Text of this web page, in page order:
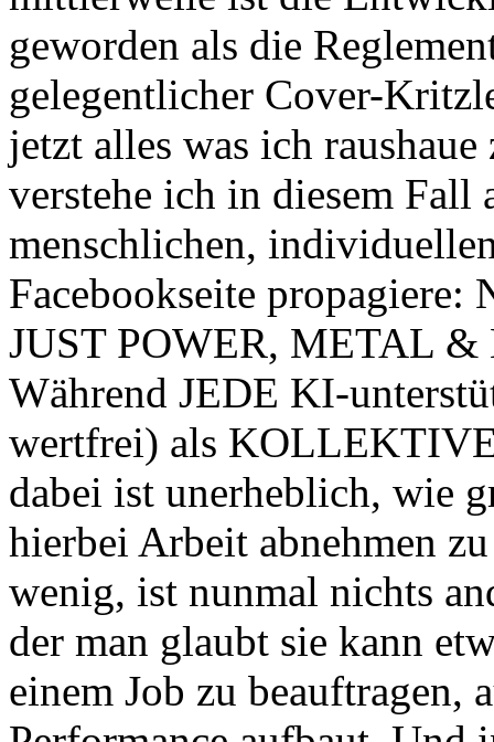
geworden als die
gelegentlicher Cover-
jetzt alles was ich
verstehe ich in diesem Fall
menschlichen,
Facebookseite propagiere:
JUST POWER, METAL
Während JEDE KI-
wertfrei) als
dabei ist unerheblich, wie
hierbei Arbeit abnehmen
wenig, ist nunmal nichts
der man glaubt sie kann
einem Job zu beauftragen,